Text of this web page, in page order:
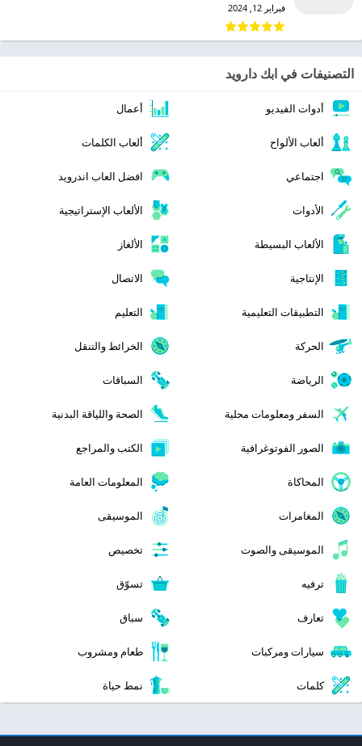
فبراير 12, 2024
التصنيفات في ابك دارويد
أدوات الفيديو أعمال
ألعاب الألواح ألعاب الكلمات
اجتماعي افضل العاب اندرويد
الأدوات الألعاب الإستراتيجية
الألعاب البسيطة الألغاز
الإنتاجية الاتصال
التطبيقات التعليمية التعليم
الحركة الخرائط والتنقل
الرياضة السباقات
السفر ومعلومات محلية الصحة واللياقة البدنية
الصور الفوتوغرافية الكتب والمراجع
المحاكاة المعلومات العامة
المغامرات الموسيقى
الموسيقى والصوت تخصيص
ترفيه تسوّق
تعارف سباق
سيارات ومركبات طعام ومشروب
كلمات نمط حياة